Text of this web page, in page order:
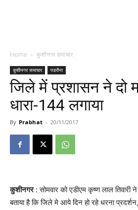
Home कुशीनगर समाचार
कुशीनगर समाचार पडरौना
जिले में प्रशासन ने दो
धारा-144 लगाया
By Prabhat - 20/11/2017
कुशीनगर: सोमवार को एडीएम कृष्ण लाल तिवारी
बताया है कि जिले मे आये दिन हो रहे धरना